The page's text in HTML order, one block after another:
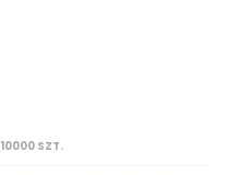
10000 SZT.